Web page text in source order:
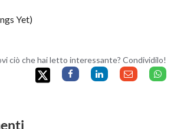
Yet)
ciò che hai letto interessante? Condividilo!